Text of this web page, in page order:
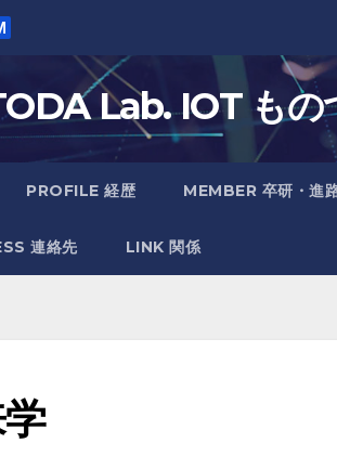
Lab. IOT もの
PROFILE 経歴 MEMBER 卒研・進
連絡先 LINK 関係